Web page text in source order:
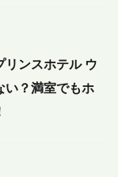
リンスホテル ウ
い？満室でもホ